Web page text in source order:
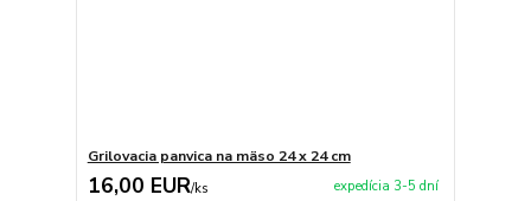
Grilovacia panvica na mäso 24 x 24 cm
16,00 EUR/ks expedícia 3-5 dní